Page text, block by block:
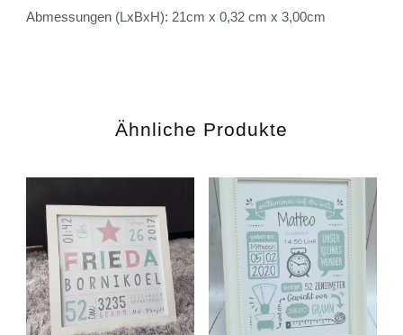
Abmessungen (LxBxH): 21cm x 0,32 cm x 3,00cm
Ähnliche Produkte